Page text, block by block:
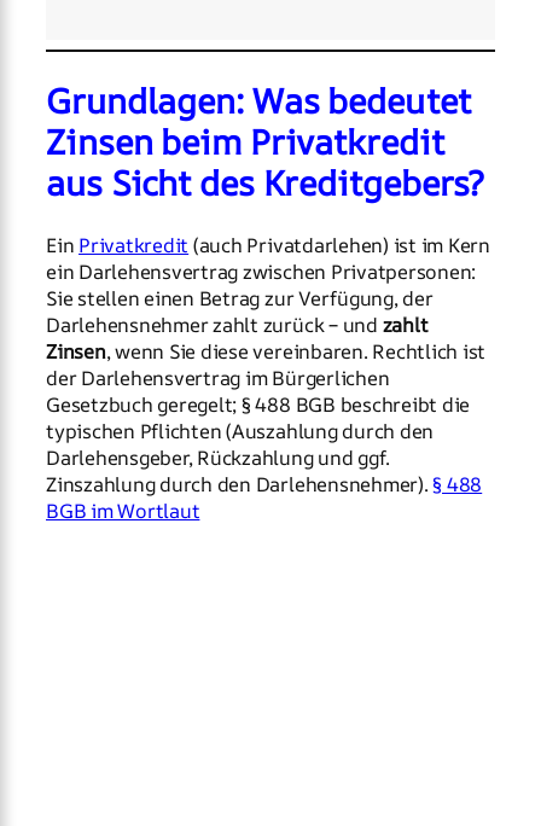
Grundlagen: Was bedeutet
Zinsen beim Privatkredit
aus Sicht des Kreditgebers?
Ein Privatkredit (auch Privatdarlehen) ist im Kern
ein Darlehensvertrag zwischen Privatpersonen:
Sie stellen einen Betrag zur Verfügung, der
Darlehensnehmer zahlt zurück – und zahlt
Zinsen, wenn Sie diese vereinbaren. Rechtlich ist
der Darlehensvertrag im Bürgerlichen
Gesetzbuch geregelt; § 488 BGB beschreibt die
typischen Pflichten (Auszahlung durch den
Darlehensgeber, Rückzahlung und ggf.
Zinszahlung durch den Darlehensnehmer). § 488
BGB im Wortlaut